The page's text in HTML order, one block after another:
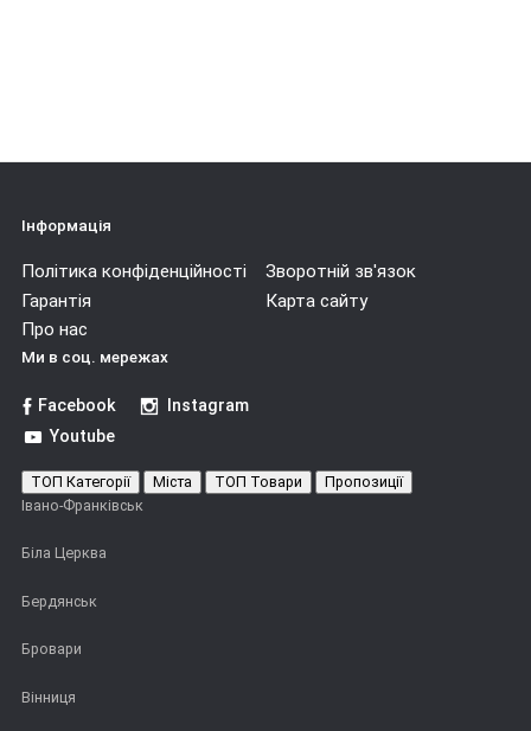
Інформація
Політика конфіденційності
Зворотній зв'язок
Гарантія
Карта сайту
Про нас
Ми в соц. мережах
Facebook
Instagram
Youtube
ТОП Категорії Міста ТОП Товари
Пропозиції
Івано-Франківськ
Біла Церква
Бердянськ
Бровари
Вінниця